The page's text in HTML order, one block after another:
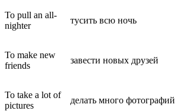
To pull an all-
nighter
тусить всю ночь
To make new
friends
завести новых друзей
To take a lot of
pictures
делать много фотографий